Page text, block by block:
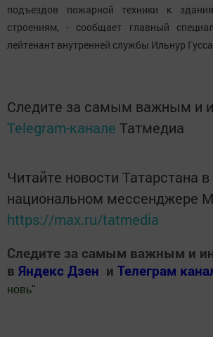
подъездов пожарной техники к
строениям, - сообщает главный
лейтенант внутренней службы Ильнур
Следите за самым важным и
Telegram-канале Татмедиа
Читайте новости Татарстана в
национальном мессенджере
https://max.ru/tatmedia
Следите за самым важным и
в Яндекс Дзен и Телеграм
новь"